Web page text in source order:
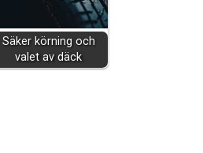
Säker körning och
valet av däck